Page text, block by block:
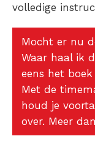
volledige
Mocht er nu
Waar haal ik
eens het boek
Met de
houd je
over. Meer